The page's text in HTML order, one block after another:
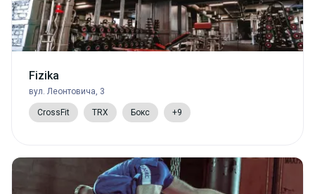
Fizika
вул. Леонтовича, 3
CrossFit TRX Бокс +9